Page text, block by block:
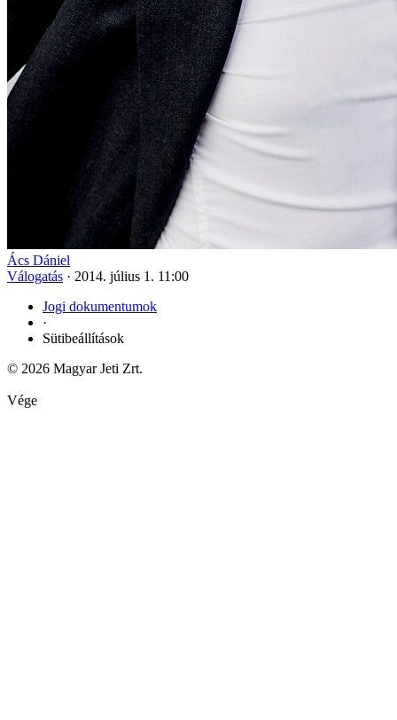
Ács Dániel
Válogatás · 2014. július 1. 11:00
Jogi dokumentumok
·
Sütibeállítások
© 2026 Magyar Jeti Zrt.
Vége